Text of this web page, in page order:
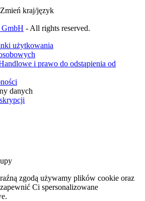
Zmień kraj/język
GmbH - All rights reserved.
użytkowania
i prawo do odstąpienia od
danych
zgodą używamy plików cookie oraz
Ci spersonalizowane